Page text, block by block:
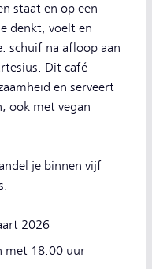
staat en op een
denkt, voelt en
schuif na afloop aan
Dit café
en serveert
ook met vegan
je binnen vijf
2026
met 18.00 uur